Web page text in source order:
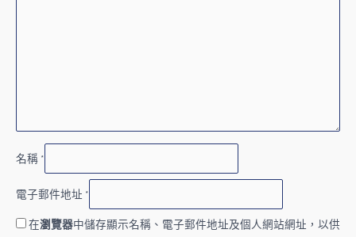
名稱 *
電子郵件地址 *
在瀏覽器中儲存顯示名稱、電子郵件地址及個人網站網址，以供